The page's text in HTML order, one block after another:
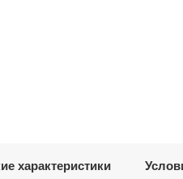
характеристики